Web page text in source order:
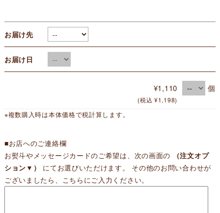
お届け先
お届け日
¥1,110
(税込 ¥1,198)
個
※複数購入時は本体価格で税計算します。
■お店へのご連絡欄
お熨斗やメッセージカードのご希望は、次の画面の
（注文オプ
ション▼）
にてお選びいただけます。 その他のお問い合わせが
ございましたら、こちらにご入力ください。